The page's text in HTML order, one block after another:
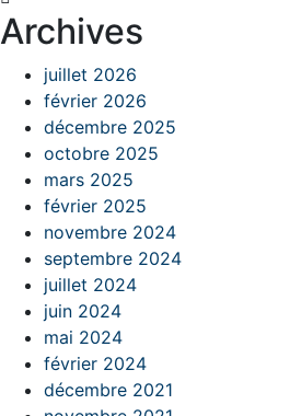
Archives
juillet 2026
février 2026
décembre 2025
octobre 2025
mars 2025
février 2025
novembre 2024
septembre 2024
juillet 2024
juin 2024
mai 2024
février 2024
décembre 2021